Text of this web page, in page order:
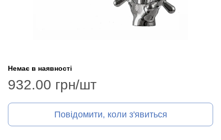
Немає в наявності
932.00 грн/шт
Повідомити, коли з'явиться